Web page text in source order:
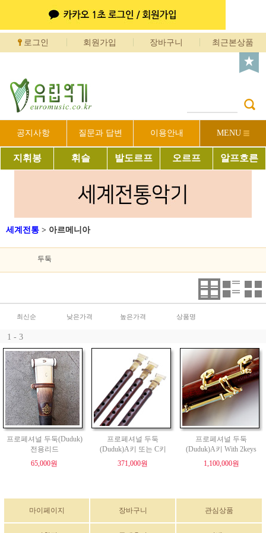
로그인 회원가입 장바구니 최근본상품
공지사항 질문과 답변 이용안내 MENU
지휘봉 휘슬 발도르프 오르프 알프호른
세계전통 > 아르메니아
두둑
최신순 낮은가격 높은가격 상품명
1 - 3
프로페셔널 두둑(Duduk)
전용리드
65,000원
프로페셔널 두둑
(Duduk)A키 또는 C키
371,000원
프로페셔널 두둑
(Duduk)A키 With 2keys
1,100,000원
마이페이지 장바구니 관심상품